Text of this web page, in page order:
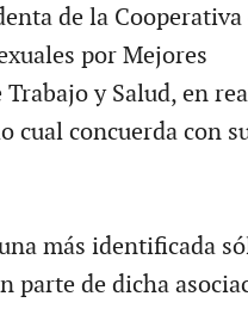
de la Cooperativa
por Mejores
y Salud, en
cual concuerda con
más identificada
parte de dicha